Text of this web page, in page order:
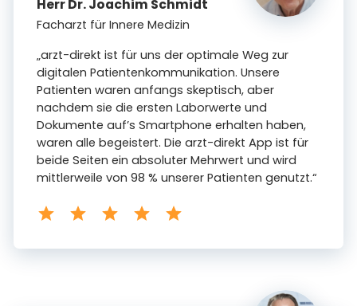
Herr Dr. Joachim Schmidt
Facharzt für Innere Medizin
„arzt-direkt ist für uns der optimale Weg zur
digitalen Patientenkommunikation. Unsere
Patienten waren anfangs skeptisch, aber
nachdem sie die ersten Laborwerte und
Dokumente auf’s Smartphone erhalten haben,
waren alle begeistert. Die arzt-direkt App ist für
beide Seiten ein absoluter Mehrwert und wird
mittlerweile von 98 % unserer Patienten genutzt.“